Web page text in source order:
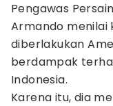
Pengawas
Armando menilai
diberlakukan
berdampak
Indonesia.
Karena itu, dia